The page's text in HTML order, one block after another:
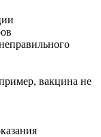
вакцина не